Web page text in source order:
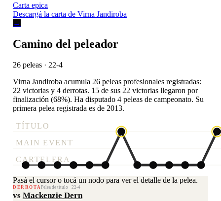
Carta epica
Descargá la carta de Virna Jandiroba
→
Camino del peleador
26 peleas · 22-4
Virna Jandiroba acumula 26 peleas profesionales registradas:
22 victorias y 4 derrotas. 15 de sus 22 victorias llegaron por
finalización (68%). Ha disputado 4 peleas de campeonato. Su
primera pelea registrada es de 2013.
TÍTULO
MAIN EVENT
CARTELERA
Pasá el cursor o tocá un nodo para ver el detalle de la pelea.
DERROTAPelea de título · 22-4
vs Mackenzie Dern